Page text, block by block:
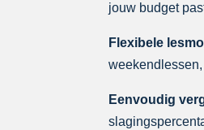
jouw budget
Flexibele
Eenvoudig